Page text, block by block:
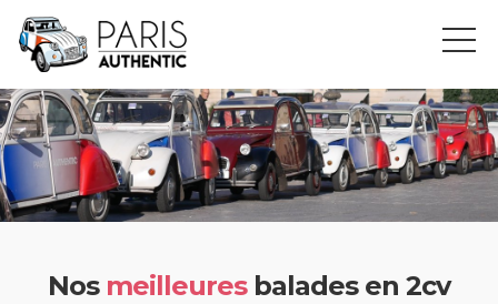
Nos meilleuresbalades en 2cv